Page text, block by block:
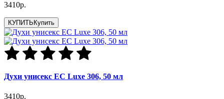
3410р.
КУПИТЬ Купить
Духи унисекс EC Luxe 306, 50 мл
3410р.